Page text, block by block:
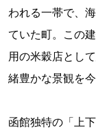
われる一帯で、
ていた町。この
用の米穀店とし
緒豊かな景観を
函館独特の「上